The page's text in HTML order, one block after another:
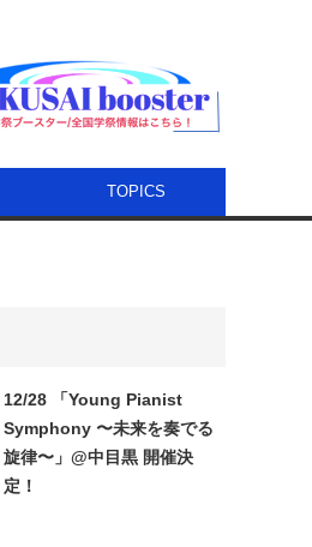
TOPICS
12/28 「Young Pianist
Symphony 〜未来を奏でる
旋律〜」@中目黒 開催決
定！